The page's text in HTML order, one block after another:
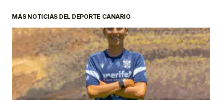
MÁS NOTICIAS DEL DEPORTE CANARIO